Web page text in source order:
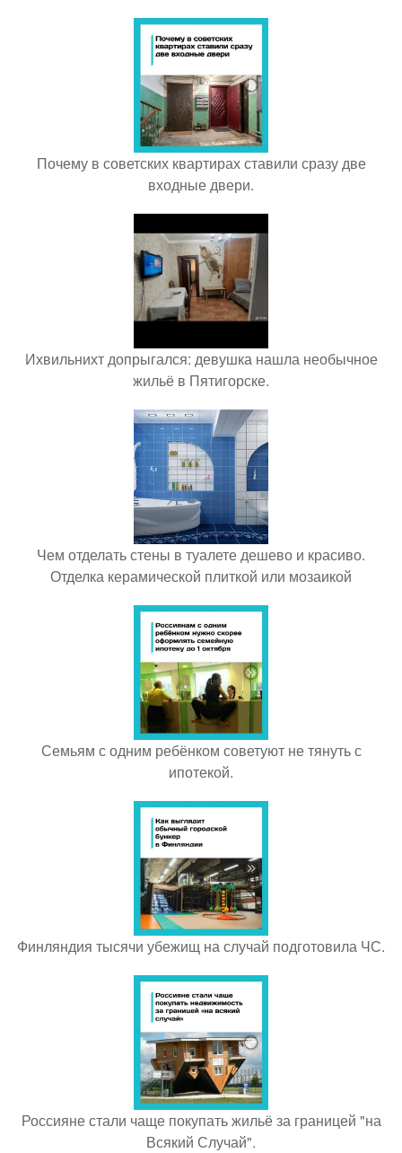
Почему в советских квартирах ставили сразу две
входные двери.
Ихвильнихт допрыгался: девушка нашла необычное
жильё в Пятигорске.
Чем отделать стены в туалете дешево и красиво.
Отделка керамической плиткой или мозаикой
Семьям с одним ребёнком советуют не тянуть с
ипотекой.
Финляндия тысячи убежищ на случай подготовила ЧС.
Россияне стали чаще покупать жильё за границей "на
Всякий Случай".